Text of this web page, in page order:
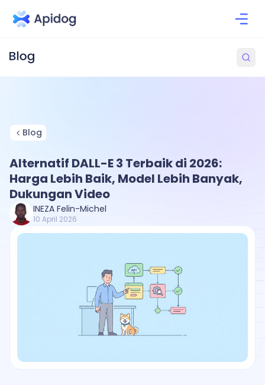
Blog
Alternatif DALL-E 3 Terbaik di 2026:
Harga Lebih Baik, Model Lebih Banyak,
Dukungan Video
INEZA Felin-Michel
10 April 2026